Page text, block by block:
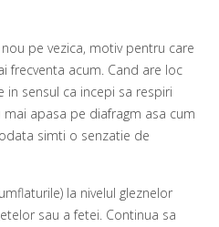
pe vezica, motiv pentru care
frecventa acum. Cand are loc
sensul ca incepi sa respiri
apasa pe diafragm asa cum
simti o senzatie de
la nivelul gleznelor
sau a fetei. Continua sa